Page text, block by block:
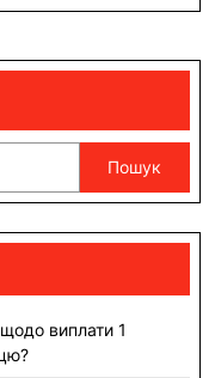
Пошук
виплати 1